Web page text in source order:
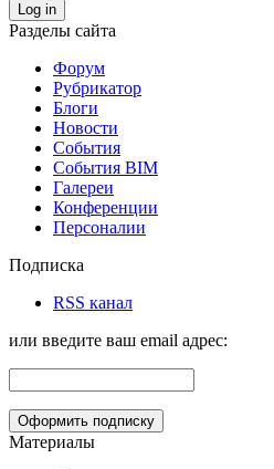
Log in
Разделы сайта
Форум
Рубрикатор
Блоги
Новости
События
События BIM
Галереи
Конференции
Персоналии
Подписка
RSS канал
или введите ваш email адрес:
Материалы